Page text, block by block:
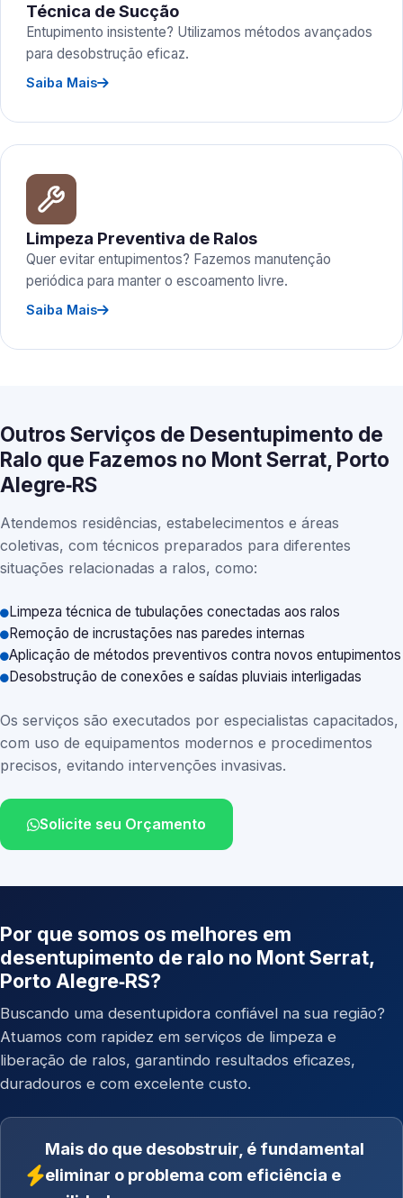
Técnica de Sucção
Entupimento insistente? Utilizamos métodos avançados
para desobstrução eficaz.
Saiba Mais
Limpeza Preventiva de Ralos
Quer evitar entupimentos? Fazemos manutenção
periódica para manter o escoamento livre.
Saiba Mais
Outros Serviços de Desentupimento de
Ralo que Fazemos no Mont Serrat, Porto
Alegre‑RS
Atendemos residências, estabelecimentos e áreas
coletivas, com técnicos preparados para diferentes
situações relacionadas a ralos, como:
Limpeza técnica de tubulações conectadas aos ralos
Remoção de incrustações nas paredes internas
Aplicação de métodos preventivos contra novos entupimentos
Desobstrução de conexões e saídas pluviais interligadas
Os serviços são executados por especialistas capacitados,
com uso de equipamentos modernos e procedimentos
precisos, evitando intervenções invasivas.
Solicite seu Orçamento
Por que somos os melhores em
desentupimento de ralo no Mont Serrat,
Porto Alegre‑RS?
Buscando uma desentupidora confiável na sua região?
Atuamos com rapidez em serviços de limpeza e
liberação de ralos, garantindo resultados eficazes,
duradouros e com excelente custo.
Mais do que desobstruir, é fundamental
eliminar o problema com eficiência e